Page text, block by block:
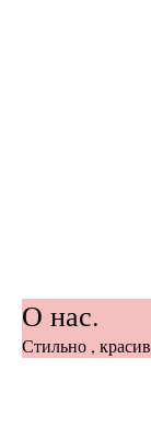
О нас.
Стильно ,